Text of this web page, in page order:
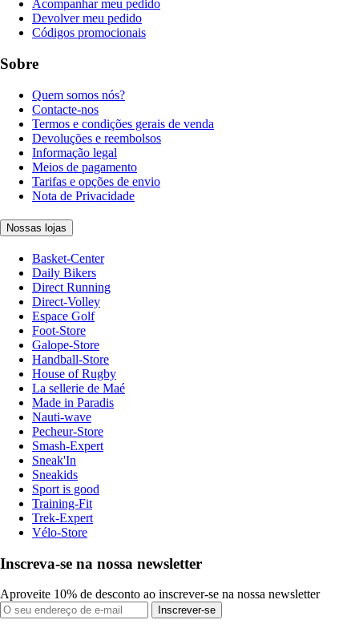
Acompanhar meu pedido
Devolver meu pedido
Códigos promocionais
Sobre
Quem somos nós?
Contacte-nos
Termos e condições gerais de venda
Devoluções e reembolsos
Informação legal
Meios de pagamento
Tarifas e opções de envio
Nota de Privacidade
Nossas lojas
Basket-Center
Daily Bikers
Direct Running
Direct-Volley
Espace Golf
Foot-Store
Galope-Store
Handball-Store
House of Rugby
La sellerie de Maé
Made in Paradis
Nauti-wave
Pecheur-Store
Smash-Expert
Sneak'In
Sneakids
Sport is good
Training-Fit
Trek-Expert
Vélo-Store
Inscreva-se na nossa newsletter
Aproveite 10% de desconto ao inscrever-se na nossa newsletter
Inscrever-se